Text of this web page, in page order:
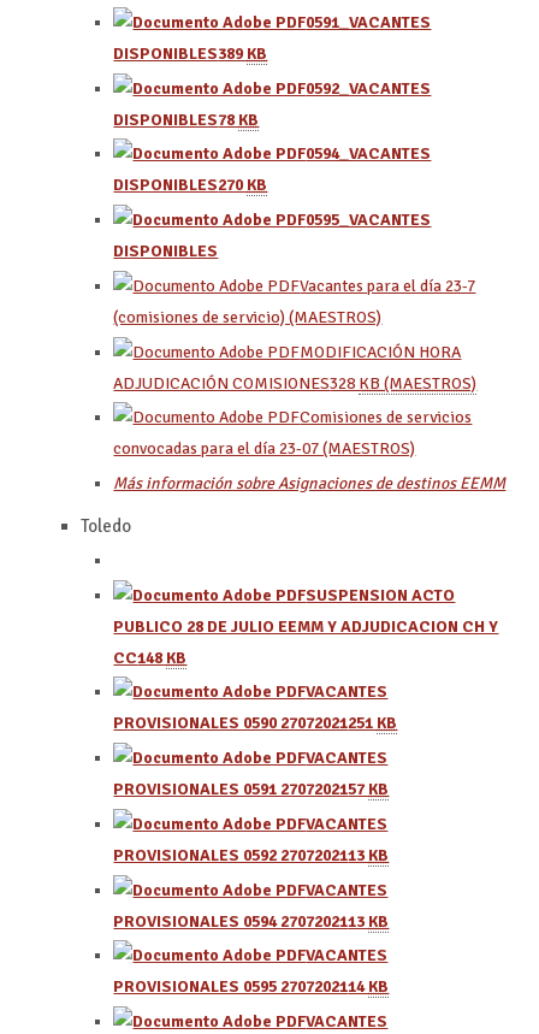
0591_VACANTES
DISPONIBLES389 KB
0592_VACANTES
DISPONIBLES78 KB
0594_VACANTES
DISPONIBLES270 KB
0595_VACANTES
DISPONIBLES
Vacantes para el día 23-7
(comisiones de servicio) (MAESTROS)
MODIFICACIÓN HORA
ADJUDICACIÓN COMISIONES328 KB (MAESTROS)
Comisiones de servicios
convocadas para el día 23-07 (MAESTROS)
Más información sobre Asignaciones de destinos EEMM
Toledo
SUSPENSION ACTO
PUBLICO 28 DE JULIO EEMM Y ADJUDICACION CH Y
CC148 KB
VACANTES
PROVISIONALES 0590 27072021251 KB
VACANTES
PROVISIONALES 0591 2707202157KB
VACANTES
PROVISIONALES 0592 2707202113 KB
VACANTES
PROVISIONALES 0594 2707202113 KB
VACANTES
PROVISIONALES 0595 2707202114KB
VACANTES